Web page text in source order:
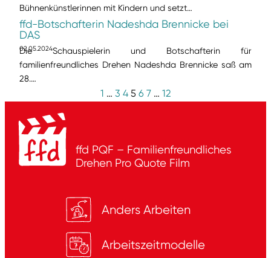
Bühnenkünstlerinnen mit Kindern und setzt…
ffd-Botschafterin Nadeshda Brennicke bei
DAS
02.05.2024
Die Schauspielerin und Botschafterin für
familienfreundliches Drehen Nadeshda Brennicke saß am
28.…
1 … 3 4 5 6 7 … 12
ffd PQF – Familienfreundliches
Drehen Pro Quote Film
Anders Arbeiten
Arbeitszeitmodelle